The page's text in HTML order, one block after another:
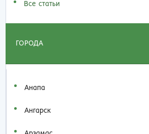
Все статьи
ГОРОДА
Анапа
Ангарск